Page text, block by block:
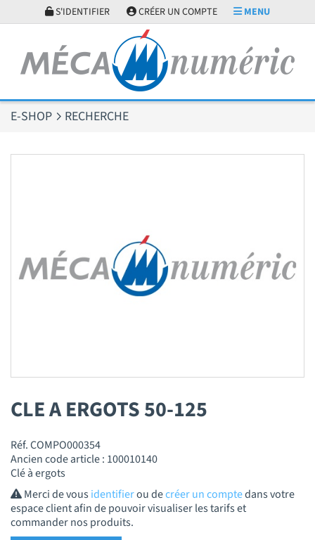
S'IDENTIFIER CRÉER UN COMPTE MENU
E-SHOP RECHERCHE
CLE A ERGOTS 50-125
Réf. COMPO000354
Ancien code article : 100010140
Clé à ergots
Merci de vousidentifierou decréer un comptedans votre
espace client afin de pouvoir visualiser les tarifs et
commander nos produits.
Panneau de gestion des cookies